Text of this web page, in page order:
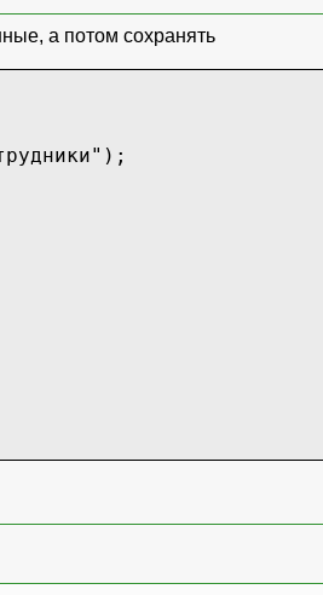
а потом сохранять